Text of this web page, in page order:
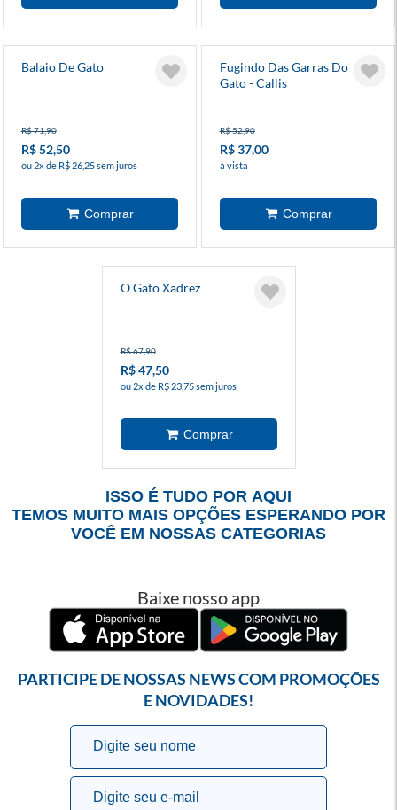
Balaio De Gato
R$ 71,90
R$ 52,50
ou 2x de R$ 26,25 sem juros
Fugindo Das Garras Do
Gato - Callis
R$ 52,90
R$ 37,00
à vista
O Gato Xadrez
R$ 67,90
R$ 47,50
ou 2x de R$ 23,75 sem juros
ISSO É TUDO POR AQUI
TEMOS MUITO MAIS OPÇÕES ESPERANDO POR
VOCÊ EM NOSSAS CATEGORIAS
Baixe nosso app
PARTICIPE DE NOSSAS NEWS COM PROMOÇÕES
E NOVIDADES!